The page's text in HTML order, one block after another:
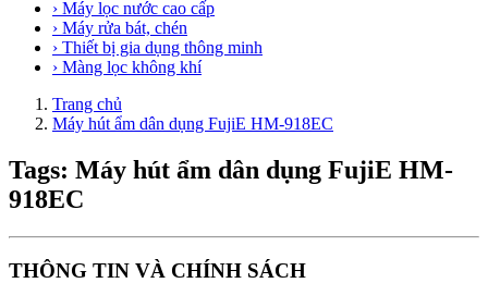
› Máy lọc nước cao cấp
› Máy rửa bát, chén
› Thiết bị gia dụng thông minh
› Màng lọc không khí
Trang chủ
Máy hút ẩm dân dụng FujiE HM-918EC
Tags: Máy hút ẩm dân dụng FujiE HM-
918EC
THÔNG TIN VÀ CHÍNH SÁCH